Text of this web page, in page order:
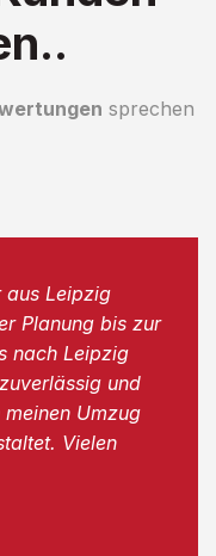
sprechen
aus Leipzig
Planung bis zur
nach Leipzig
und
Umzug
Vielen